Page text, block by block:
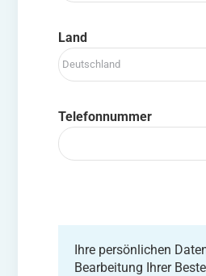
Land
Telefonnummer
Ihre persönlichen
Bearbeitung Ihrer